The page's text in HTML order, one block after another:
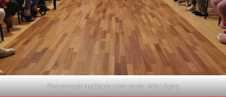
Rozpoczęcie spotkania przez panie: Jolę i Agatę